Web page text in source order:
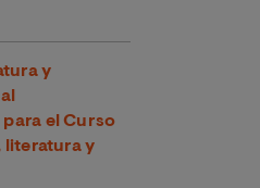
y
el Curso
literatura y